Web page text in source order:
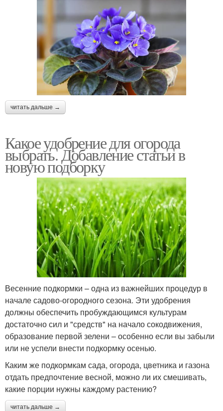
читать дальше →
Какое удобрение для огорода
выбрать. Добавление статьи в
новую подборку
Весенние подкормки – одна из важнейших процедур в
начале садово-огородного сезона. Эти удобрения
должны обеспечить пробуждающимся культурам
достаточно сил и "средств" на начало сокодвижения,
образование первой зелени – особенно если вы забыли
или не успели внести подкормку осенью.
Каким же подкормкам сада, огорода, цветника и газона
отдать предпочтение весной, можно ли их смешивать,
какие порции нужны каждому растению?
читать дальше →